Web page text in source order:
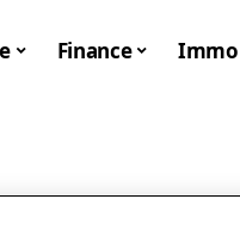
Finance Immo